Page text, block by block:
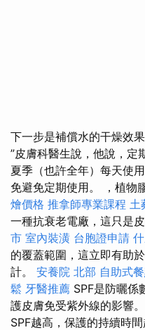
下一步是補償水的干燥效
”皮膚科醫生說，他說，定
夏季（也許全年）每天使
免避免定期使用。 ，植物
燴價格 推拿師專業課程 土
一種抗衰老電廠，這只是
市 室內裝潢 台胞證申請
的覆蓋範圍，這立即有助
計。 安養院 北部 自助式
鬆 牙醫推薦 SPF是防曬係
護皮膚免受紫外線的影響。
SPF越高，保護的持續時